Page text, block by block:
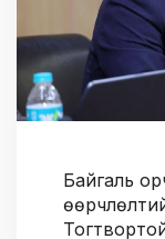
Байгаль